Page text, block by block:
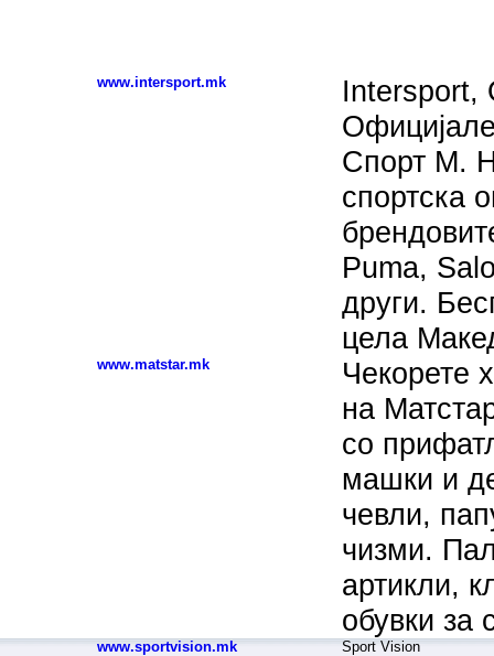
www.intersport.mk
Intersport,
Спорт М.
спортска
Puma,
други.
цела
www.matstar.mk
Чекорете
на
со
машки и
чевли,
чизми.
артикли,
обувки за
www.sportvision.mk Sport Vision